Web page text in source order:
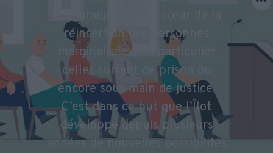
réinsertion des personnes
marginalisées, en particulier
celles sortant de prison ou
encore sous main de justice.
C’est dans ce but que l’Îlot
développe depuis plusieurs
années de nouvelles possibilités